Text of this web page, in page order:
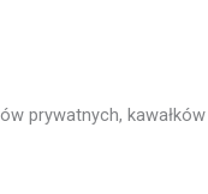
prywatnych, kawałków